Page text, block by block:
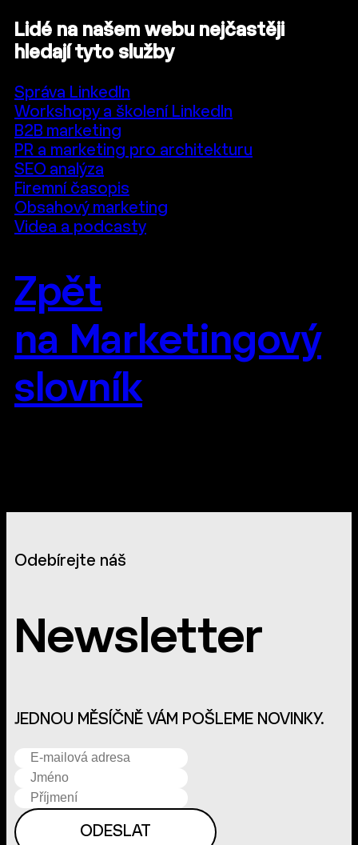
Lidé na našem webu nejčastěji
hledají tyto služby
Správa LinkedIn
Workshopy a školení LinkedIn
B2B marketing
PR a marketing pro architekturu
SEO analýza
Firemní časopis
Obsahový marketing
Videa a podcasty
Zpět
na Marketingový
slovník
Odebírejte náš
Newsletter
JEDNOU MĚSÍČNĚ VÁM POŠLEME NOVINKY.